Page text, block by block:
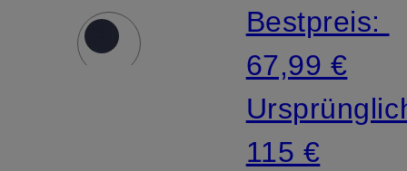
Bestpreis:
67,99 €
115 €